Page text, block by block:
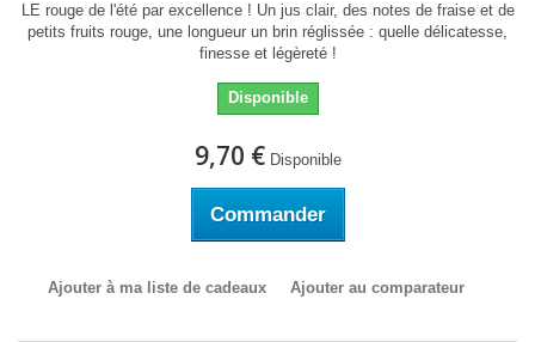
LE rouge de l'été par excellence ! Un jus clair, des notes de fraise et de
petits fruits rouge, une longueur un brin réglissée : quelle délicatesse,
finesse et légèreté !
Disponible
9,70 € Disponible
Commander
Ajouter à ma liste de cadeaux Ajouter au comparateur